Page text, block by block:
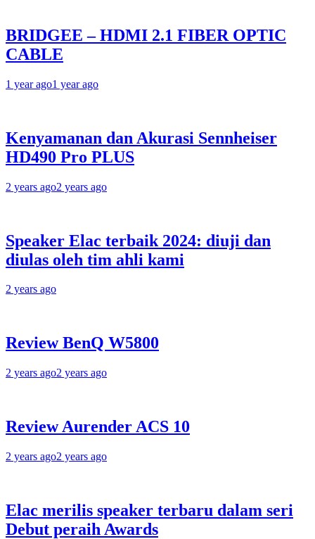
BRIDGEE – HDMI 2.1 FIBER OPTIC
CABLE
1 year ago1 year ago
Kenyamanan dan Akurasi Sennheiser
HD490 Pro PLUS
2 years ago2 years ago
Speaker Elac terbaik 2024: diuji dan
diulas oleh tim ahli kami
2 years ago
Review BenQ W5800
2 years ago2 years ago
Review Aurender ACS 10
2 years ago2 years ago
Elac merilis speaker terbaru dalam seri
Debut peraih Awards